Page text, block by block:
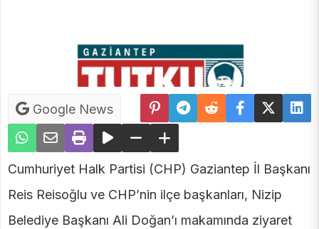
Google News
Cumhuriyet Halk Partisi (CHP) Gaziantep İl Başkanı
Reis Reisoğlu ve CHP’nin ilçe başkanları, Nizip
Belediye Başkanı Ali Doğan’ı makamında ziyaret